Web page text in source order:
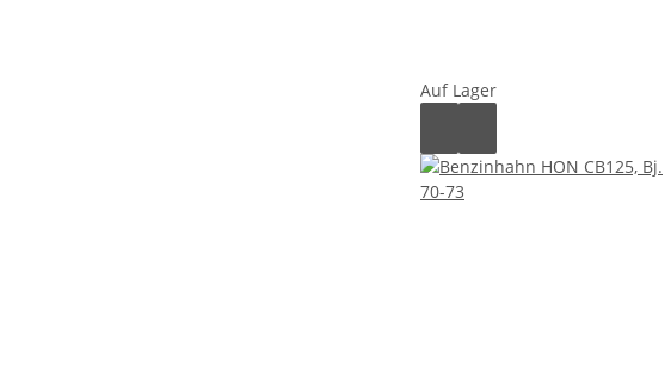
Auf Lager